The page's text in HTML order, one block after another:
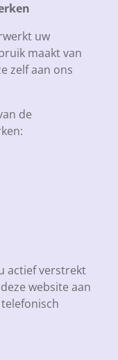
uw
maakt van
zelf aan ons
de
actief verstrekt
website aan